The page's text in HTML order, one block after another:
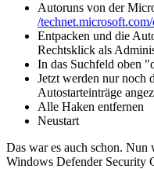
Autoruns von der
/
Entpacken und die
Rechtsklick als
In das Suchfeld oben
Jetzt werden nur noch
Autostarteinträge
Alle Haken entfernen
Neustart
Das war es auch schon. Nun
Windows Defender Security